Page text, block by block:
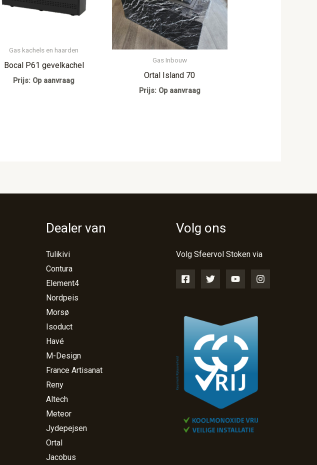
Gas kachels en haarden
Bocal P61 gevelkachel
Prijs: Op aanvraag
Gas Inbouw
Ortal Island 70
Prijs: Op aanvraag
Dealer van
Tulikivi
Contura
Element4
Nordpeis
Morsø
Isoduct
Havé
M-Design
France Artisanat
Reny
Altech
Meteor
Jydepejsen
Ortal
Jacobus
Volg ons
Volg Sfeervol Stoken via